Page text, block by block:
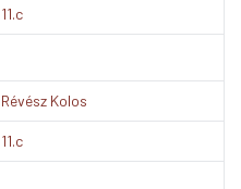
11.c
Révész Kolos
11.c